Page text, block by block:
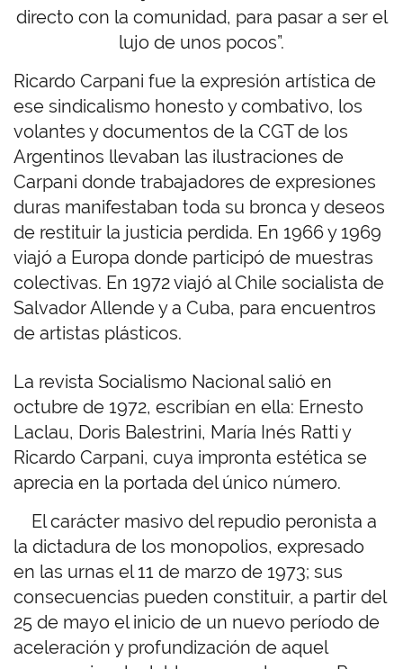
directo con la comunidad, para pasar a ser el
lujo de unos pocos”.
Ricardo Carpani fue la expresión artística de
ese sindicalismo honesto y combativo, los
volantes y documentos de la CGT de los
Argentinos llevaban las ilustraciones de
Carpani donde trabajadores de expresiones
duras manifestaban toda su bronca y deseos
de restituir la justicia perdida. En 1966 y 1969
viajó a Europa donde participó de muestras
colectivas. En 1972 viajó al Chile socialista de
Salvador Allende y a Cuba, para encuentros
de artistas plásticos.
La revista Socialismo Nacional salió en
octubre de 1972, escribían en ella: Ernesto
Laclau, Doris Balestrini, María Inés Ratti y
Ricardo Carpani, cuya impronta estética se
aprecia en la portada del único número.
El carácter masivo del repudio peronista a
la dictadura de los monopolios, expresado
en las urnas el 11 de marzo de 1973; sus
consecuencias pueden constituir, a partir del
25 de mayo el inicio de un nuevo período de
aceleración y profundización de aquel